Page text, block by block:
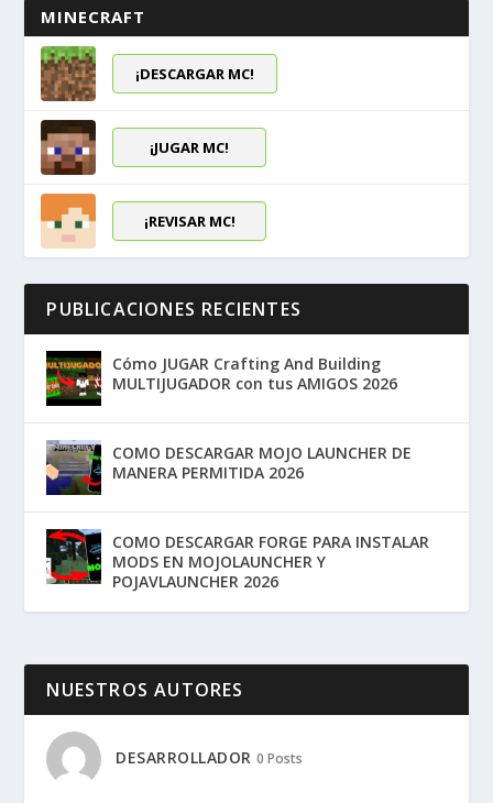
MINECRAFT
¡DESCARGAR MC!
¡JUGAR MC!
¡REVISAR MC!
PUBLICACIONES RECIENTES
Cómo JUGAR Crafting And Building
MULTIJUGADOR con tus AMIGOS 2026
COMO DESCARGAR MOJO LAUNCHER DE
MANERA PERMITIDA 2026
COMO DESCARGAR FORGE PARA INSTALAR
MODS EN MOJOLAUNCHER Y
POJAVLAUNCHER 2026
NUESTROS AUTORES
DESARROLLADOR 0 Posts